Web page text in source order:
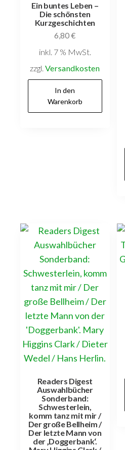
Ein buntes Leben –
Die schönsten
Kurzgeschichten
6,80€
inkl. 7 % MwSt.
zzgl.Versandkosten
In den
Warenkorb
Readers Digest
Auswahlbücher
Sonderband:
Schwesterlein,
komm tanz mit mir /
Der große Bellheim /
Der letzte Mann von
der ‚Doggerbank‘.